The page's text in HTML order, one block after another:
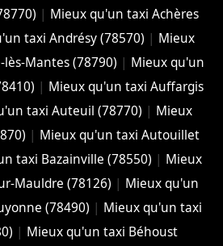
| Mieux qu'un taxi Achères
taxi Andrésy (78570) | Mieux
Mantes (78790) | Mieux qu'un
| Mieux qu'un taxi Auffargis
taxi Auteuil (78770) | Mieux
| Mieux qu'un taxi Autouillet
taxi Bazainville (78550) | Mieux
Mauldre (78126) | Mieux qu'un
(78490) | Mieux qu'un taxi
| Mieux qu'un taxi Béhoust